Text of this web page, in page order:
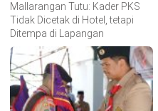
Mallarangan Tutu: Kader PKS
Tidak Dicetak di Hotel, tetapi
Ditempa di Lapangan